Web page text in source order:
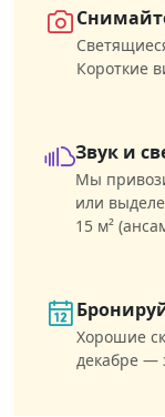
Короткие
Звук и
Мы
или
15 м²
Хорошие
декабре —